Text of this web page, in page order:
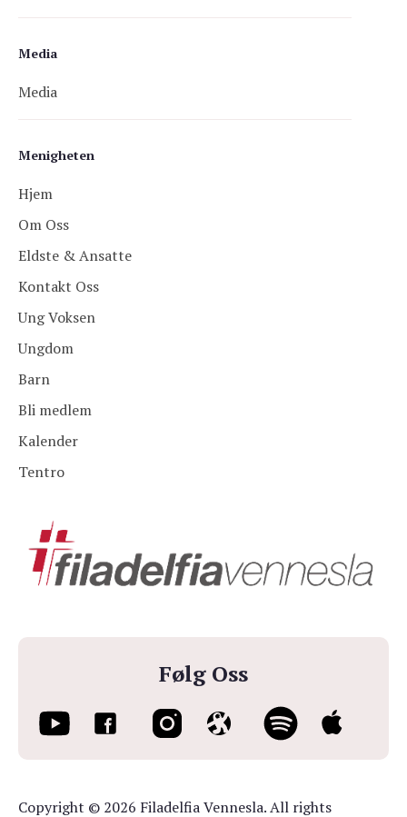
Følg Oss
Menigheten
Hjem
Om Oss
Eldste & Ansatte
Kontakt Oss
Ung Voksen
Ungdom
Barn
Bli medlem
Kalender
Tentro
Media
Media
Copyright © 2026 Filadelfia Vennesla. All rights